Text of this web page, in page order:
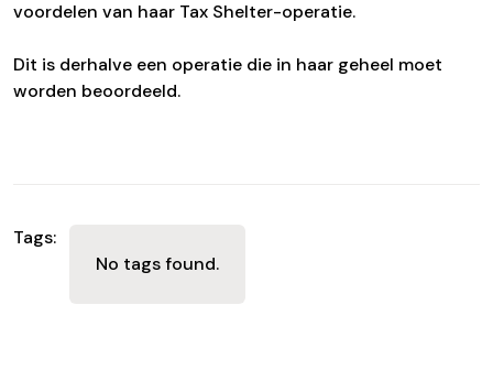
voordelen van haar Tax Shelter-operatie.
Dit is derhalve een operatie die in haar geheel moet
worden beoordeeld.
Tags:
No tags found.